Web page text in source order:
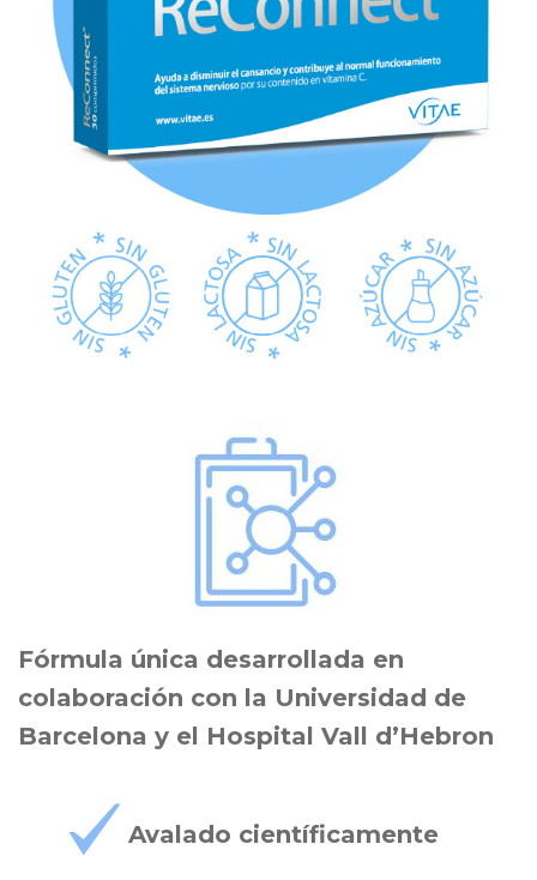
Fórmula única desarrollada en
colaboración con la Universidad de
Barcelona y el Hospital Vall d’Hebron
Avalado científicamente